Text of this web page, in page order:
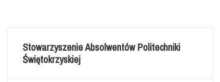
Stowarzyszenie Absolwentów Politechniki
Świętokrzyskiej